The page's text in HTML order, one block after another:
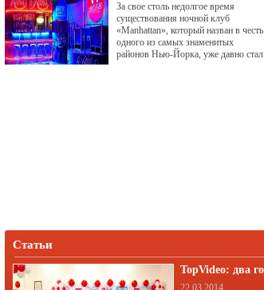
За свое столь недолгое время
существования ночной клуб
«Manhattan», который назван в честь
одного из самых знаменитых
районов Нью-Йорка, уже давно стал
Статьи
TopVideo: два
22.03.2014